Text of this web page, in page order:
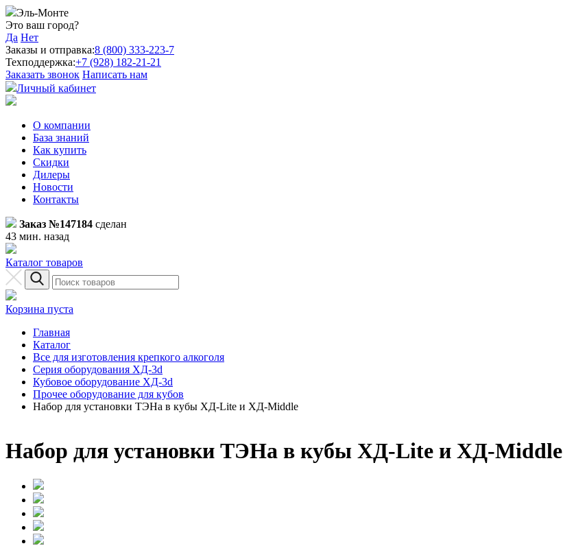
Эль-Монте
Это ваш город?
Да Нет
Заказы и отправка:8 (800) 333-223-7
Техподдержка:+7 (928) 182-21-21
Заказать звонок Написать нам
Личный кабинет
О компании
База знаний
Как купить
Скидки
Дилеры
Новости
Контакты
Заказ №147184 сделан
43 мин. назад
Каталог товаров
Корзина пуста
Главная
Каталог
Все для изготовления крепкого алкоголя
Серия оборудования ХД-3d
Кубовое оборудование ХД-3d
Прочее оборудование для кубов
Набор для установки ТЭНа в кубы ХД-Lite и ХД-Middle
Набор для установки ТЭНа в кубы ХД-Lite и ХД-Middle